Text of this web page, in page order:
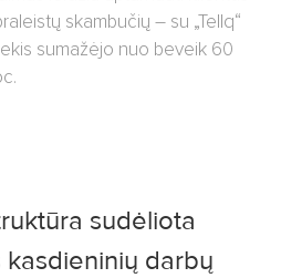
skambučių – su „Tellq“
sumažėjo nuo beveik 60
sudėliota
darbų